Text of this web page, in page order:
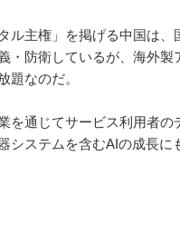
ル主権」を掲げる中国は
・防衛しているが、海外
題なのだ。
を通じてサービス利用者
システムを含むAIの成長に